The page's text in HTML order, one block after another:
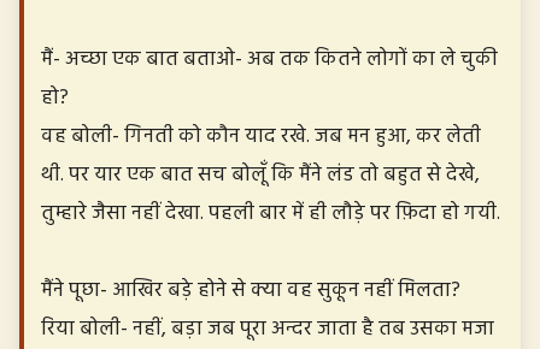
मैं- अच्छा एक बात बताओ- अब तक कितने लोगों का ले चुकी
हो?
वह बोली- गिनती को कौन याद रखे. जब मन हुआ, कर लेती
थी. पर यार एक बात सच बोलूँ कि मैंने लंड तो बहुत से देखे,
तुम्हारे जैसा नहीं देखा. पहली बार में ही लौड़े पर फ़िदा हो गयी.
मैंने पूछा- आखिर बड़े होने से क्या वह सुकून नहीं मिलता?
रिया बोली- नहीं, बड़ा जब पूरा अन्दर जाता है तब उसका मजा